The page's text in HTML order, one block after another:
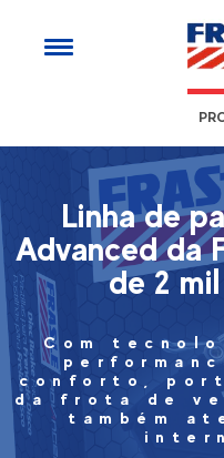
Linha de
Advanced da
de 2
Com
conforto,
da frota de
também